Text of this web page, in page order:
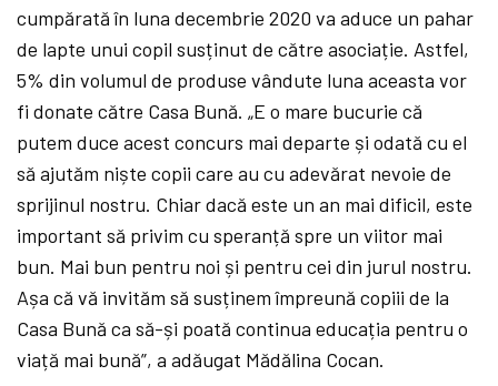
cumpărată în luna decembrie 2020 va aduce un pahar
de lapte unui copil susținut de către asociație. Astfel,
5% din volumul de produse vândute luna aceasta vor
fi donate către Casa Bună. „E o mare bucurie că
putem duce acest concurs mai departe și odată cu el
să ajutăm niște copii care au cu adevărat nevoie de
sprijinul nostru. Chiar dacă este un an mai dificil, este
important să privim cu speranță spre un viitor mai
bun. Mai bun pentru noi și pentru cei din jurul nostru.
Așa că vă invităm să susținem împreună copiii de la
Casa Bună ca să-și poată continua educația pentru o
viață mai bună”, a adăugat Mădălina Cocan.